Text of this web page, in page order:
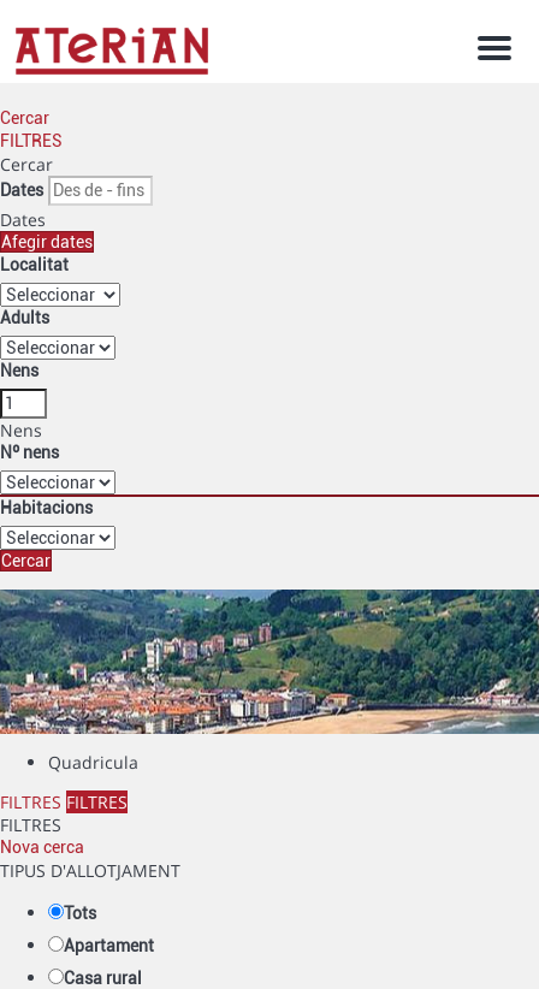
Menu
Cercar
FILTRES
Cercar
Dates
Dates
Afegir dates
Localitat
Adults
Nens
Nens
Nº nens
Habitacions
Cercar
Quadricula
FILTRES FILTRES
FILTRES
Nova cerca
TIPUS D'ALLOTJAMENT
Tots
Apartament
Casa rural